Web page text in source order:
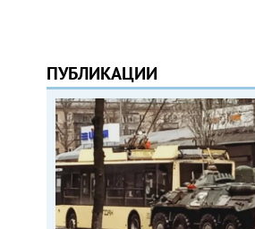
ПУБЛИКАЦИИ